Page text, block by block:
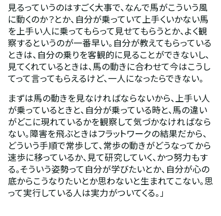
見るっていうのはすごく大事で、なんで馬がこういう風
に動くのか？とか、自分が乗っていて上手くいかない馬
を上手い人に乗ってもらって見せてもらうとか、よく観
察するというのが一番早い。自分が教えてもらっている
ときは、自分の乗りを客観的に見ることができないし、
見てくれているときは、馬の動きに合わせて今はこうし
てって言ってもらえるけど、一人になったらできない。
まずは馬の動きを見なければならないから、上手い人
が乗っているときと、自分が乗っている時と、馬の違い
がどこに現れているかを観察して気づかなければなら
ない。障害を飛ぶときはフラットワークの結果だから、
どういう手順で常歩して、常歩の動きがどうなってから
速歩に移っているか、見て研究していく、かつ努力もす
る。そういう姿勢って自分が学びたいとか、自分が心の
底からこうなりたいとか思わないと生まれてこない。思
って実行している人は実力がついてくる。」